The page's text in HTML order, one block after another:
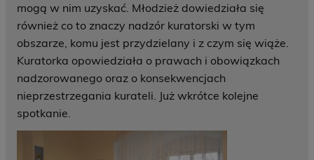
mogą w nim uzyskać. Młodzież dowiedziała się
również co to znaczy nadzór kuratorski w tym
obszarze, komu jest przydzielany i z czym się wiąże.
Kuratorka opowiedziała o prawach i obowiązkach
nadzorowanego oraz o konsekwencjach
nieprzestrzegania kurateli. Już wkrótce kolejne
spotkanie.